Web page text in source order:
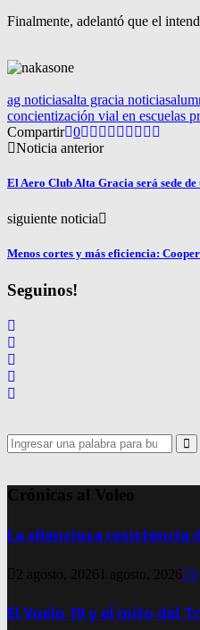
Finalmente, adelantó que el
ag noticiasalta gracia noticias
concientización vial en escuelas
Compartir 0
Noticia anterior
El Aero Club Alta Gracia será sede
siguiente noticia
Menos cortes y más eficiencia:
Seguinos!
Search
for:
Crónicas al Voleo
La silenciosa resistencia
2 agosto, 2026 1 agosto, 2026 0
El Vuelo 19 y el mito del